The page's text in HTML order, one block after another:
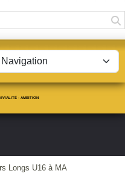
- AMBITION
Longs U16 à MA